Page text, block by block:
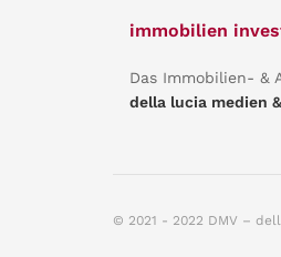
immobilien
Das Immobilien- &
della lucia medien
© 2021 - 2022 DMV –